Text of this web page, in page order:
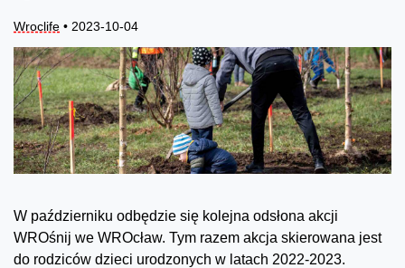
Wroclife • 2023-10-04
W październiku odbędzie się kolejna odsłona akcji
WROśnij we WROcław. Tym razem akcja skierowana jest
do rodziców dzieci urodzonych w latach 2022-2023.